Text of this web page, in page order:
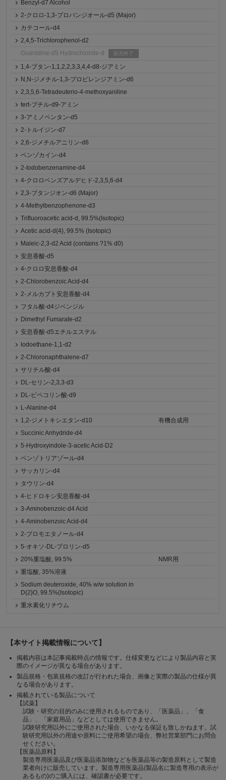
Benzyl-d7 Alcohol
2-クロロ-1,3-プロパンジオール-d5 (Major)
カテコール-d4
2,4,5-Trichlorophenol-d2
Guanidine-d5 Hydrochloride-d
販売終了
1,4-ブタン-1,1,2,2,3,3,4,4-d8-ジアミン
N,N-ジメチル-1,3-プロピレンジアミン-d6
2,3,5,6-Tetradeuterio-4-methoxyaniline
tert-ブチル-d9-アミン
3-アミノペンタン-d5
2-トルイジン-d7
2,6-ジメチルアニリン-d6
ベンゾカイン-d4
2-Iodobenzenamine-d4
4-クロロベンズアルデヒド-2,3,5,6-d4
2,3-ブタンジオン-d6 (Major)
4-Methylbenzophenone-d3
Trifluoroacetic acid-d, 99.5%(Isotopic)
Acetic acid-d{4}, 99.5% (Isotopic)
Maleic-2,3-d2 Acid (contains ?1% d0)
安息香酸-d5
4-クロロ安息香酸-d4
2-Chlorobenzoic Acid-d4
2-メルカプト安息香酸-d4
フタル酸-d4ジベンジル
Dimethyl Fumarate-d2
安息香酸-d5エチルエステル
Iodoethane-1,1-d2
2-Chloronaphthalene-d7
サリチル酸-d4
DL-セリン-2,3,3-d3
DL-ピペコリン酸-d9
L-Alanine-d4
1,2-ジメトキシエタン-d10
有機合成用
Succinic Anhydride-d4
5-Hydroxyindole-3-acetic Acid-D2
ベンゾトリアゾール-d4
サッカリン-d4
タウリン-d4
4-ヒドロキシ安息香酸-d4
3-Aminobenzoic-d4 Acid
4-Aminobenzoic Acid-d4
2-ブロモエタノール-d4
5-オキソ-DL-プロリン-d5
20%重塩酸, 99.5%
NMR用
重塩酸, 35%溶液
Sodium deuteroxide, 40% w/w solution in
D{2}O, 99.5%(Isotopic)
重水素化リチウム
【本サイト掲載情報について】
掲載内容は本記事掲載時点の情報です。仕様変更などにより製品内容と実
際のイメージが異なる場合があります。
製品規格・包装規格の改訂が行われた場合、画像と実際の製品の仕様が異
なる場合があります。
掲載されている製品について
【試薬】
試験・研究の目的のみに使用されるものであり、「医薬品」、「食
品」、「家庭用品」などとしては使用できません。
試験研究用以外にご使用された場合、いかなる保証も致しかねます。試
験研究用以外の用途や原料にご使用希望の場合、弊社営業部門にお問合
せください。
【医薬品原料】
製造専用医薬品及び医薬品添加物などを医薬品等の製造原料として製造
業者向けに販売しています。製造専用医薬品(製品名に製造専用の表示が
あるもの)のご購入には、確認書が必要です。